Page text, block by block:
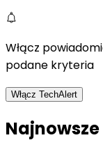
Włącz
podane kryteria
Włącz TechAlert